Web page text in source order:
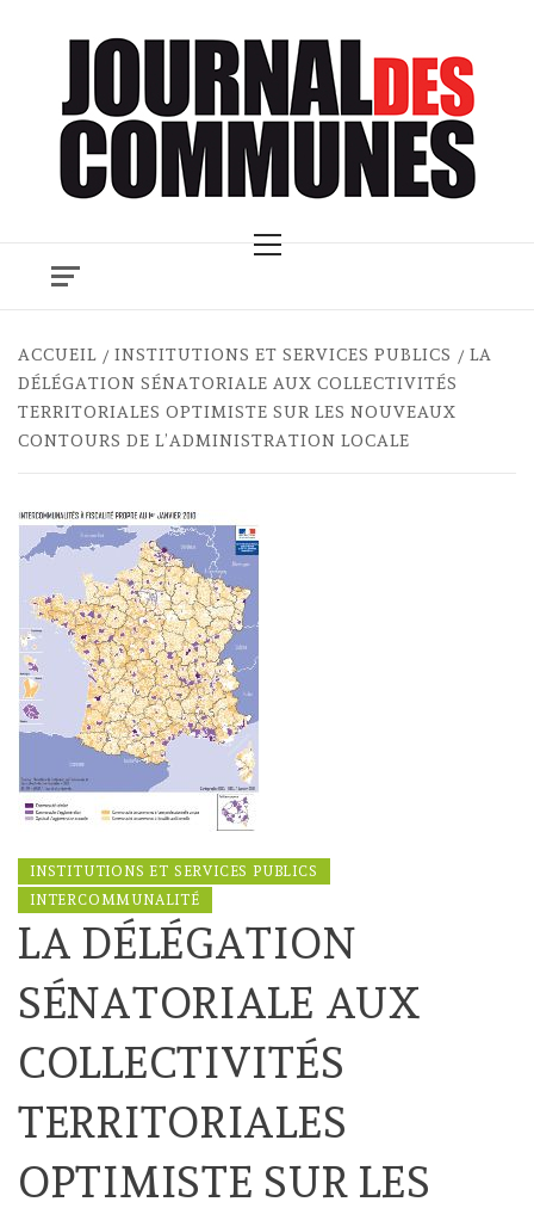
Menu
ACCUEIL INSTITUTIONS ET SERVICES PUBLICS
LA
DÉLÉGATION SÉNATORIALE AUX COLLECTIVITÉS
TERRITORIALES OPTIMISTE SUR LES NOUVEAUX
CONTOURS DE L’ADMINISTRATION LOCALE
INSTITUTIONS ET SERVICES PUBLICS
INTERCOMMUNALITÉ
LA DÉLÉGATION
SÉNATORIALE AUX
COLLECTIVITÉS
TERRITORIALES
OPTIMISTE SUR LES